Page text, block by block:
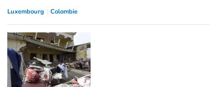
Luxembourg Colombie